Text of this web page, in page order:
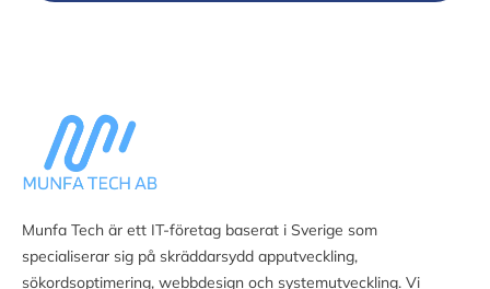
Munfa Tech är ett IT-företag baserat i Sverige som
specialiserar sig på skräddarsydd apputveckling,
sökordsoptimering, webbdesign och systemutveckling. Vi